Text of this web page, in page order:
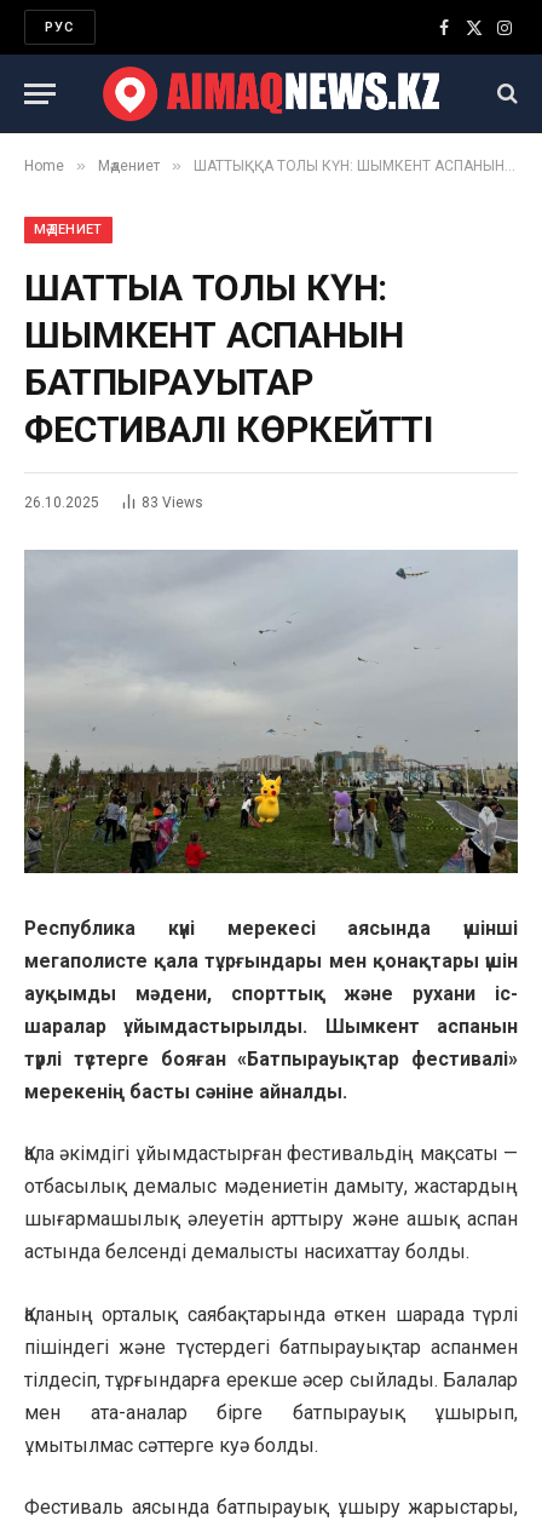
РУС
Facebook
X
Home » Мәдениет » ШАТТЫҚҚА ТОЛЫ КҮН: ШЫМКЕНТ АСПАНЫН БАТПЫРАУЫҚТАР ФЕСТИВАЛІ КӨРКЕЙТТІ
МӘДЕНИЕТ
ШАТТЫҚҚА ТОЛЫ КҮН:
ШЫМКЕНТ АСПАНЫН
БАТПЫРАУЫҚТАР
ФЕСТИВАЛІ КӨРКЕЙТТІ
26.10.2025 83 Views
Республика күні мерекесі аясында үшінші
мегаполисте қала тұрғындары мен қонақтары үшін
ауқымды мәдени, спорттық және рухани іс-
шаралар ұйымдастырылды. Шымкент аспанын
түрлі түстерге бояған «Батпырауықтар фестивалі»
мерекенің басты сәніне айналды.
Қала әкімдігі ұйымдастырған фестивальдің мақсаты —
отбасылық демалыс мәдениетін дамыту, жастардың
шығармашылық әлеуетін арттыру және ашық аспан
астында белсенді демалысты насихаттау болды.
Қаланың орталық саябақтарында өткен шарада түрлі
пішіндегі және түстердегі батпырауықтар аспанмен
тілдесіп, тұрғындарға ерекше әсер сыйлады. Балалар
мен ата-аналар бірге батпырауық ұшырып,
ұмытылмас сәттерге куә болды.
Фестиваль аясында батпырауық ұшыру жарыстары,